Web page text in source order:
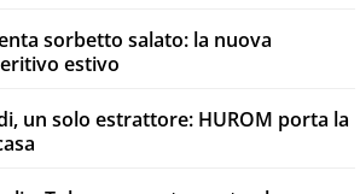
sorbetto salato: la nuova
estivo
un solo estrattore: HUROM porta la